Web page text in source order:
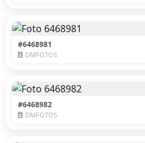
#6468981
DMFOTOS
#6468982
DMFOTOS